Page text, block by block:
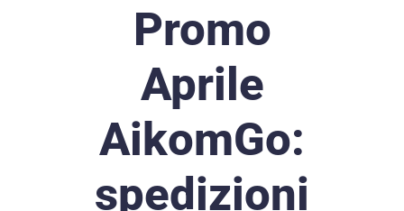
Promo
Aprile
AikomGo:
spedizioni